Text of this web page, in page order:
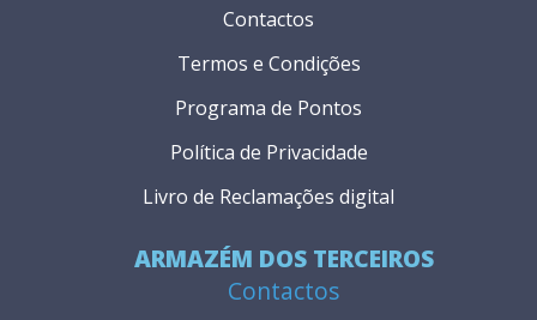
ARMAZÉM DOS TERCEIROS
Contactos
Contactos
Termos e Condições
Programa de Pontos
Política de Privacidade
Livro de Reclamações digital